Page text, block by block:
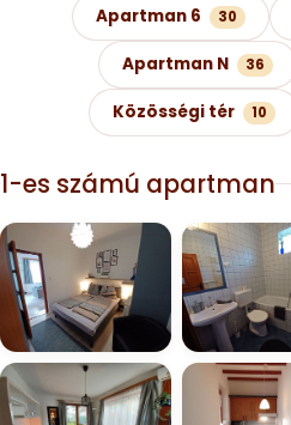
Apartman 6 30
Apartman N 36
Közösségi tér 10
1-es számú apartman